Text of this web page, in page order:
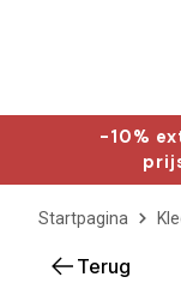
-10%
Startpagina
Terug